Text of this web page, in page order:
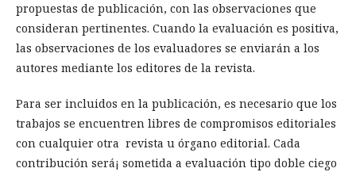
propuestas de publicación, con las observaciones que
consideran pertinentes. Cuando la evaluación es positiva,
las observaciones de los evaluadores se enviarán a los
autores mediante los editores de la revista.
Para ser incluidos en la publicación, es necesario que los
trabajos se encuentren libres de compromisos editoriales
con cualquier otra revista u órgano editorial. Cada
contribución será¡ sometida a evaluación tipo doble ciego